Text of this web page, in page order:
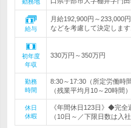
勤務地
給与
月給192,900円～233,000
などを考慮して決定しま
初年度
年収
330万円～350万円
勤務
時間
8:30～17:30（所定労働時
（残業平均月10～20時間
休日
休暇
《年間休日123日》◆完
（10日～／下限日数は入